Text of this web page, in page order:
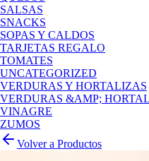
SALSAS
SNACKS
SOPAS Y CALDOS
TARJETAS REGALO
TOMATES
UNCATEGORIZED
VERDURAS Y HORTALIZAS
VERDURAS &AMP;
VINAGRE
ZUMOS
Volver a Productos